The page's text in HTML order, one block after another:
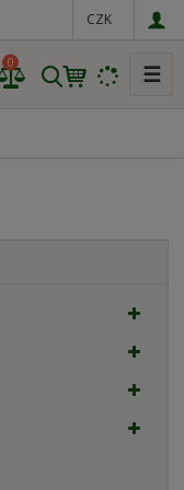
CZK
V
0 ☰